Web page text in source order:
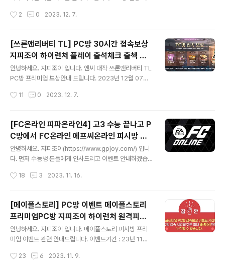
이용해보세요. 그리고 피시방 PC을 안드로이드폰, 안드로
를 통하여 포인트를 추가로 획득할 수 있습니다. 매일 보급
이 되는 각종 물품을 제공합니다. 매일 보급품은 누적 접속
시간에 따라 보상을 받을 수 있습니다. 1. 사냥 경험치 10%
증가 2. 사냥 아이템 드랍 10% 증가 3. 베틀 패스 PC방 전
용 로그인 미션 쓰론앤리버티 피시방 혜택 받으시고 고속
으로 렙업하시길 바랍니다. 오늘 하루도 화이팅~! 가단하
지피조이-원격피시방,지피방 대기없이 빠르고 안전한 하
2 0 2023. 12. 7.
[쓰론앤리버티 TL] PC방 30시간 접속보상
지피조이 하이런처 플레이 출석체크 출첵 보
상 PC방이벤트 확인하시고 질주변신 탈론티
아크리마 획득 티엘원격피시방 집피방 안내
안녕하세요. 지피조이 입니다. 엔씨 대작 쓰론앤리버티 TL
PC방 프리미엄 보상안내 드립니다. 2023년 12월 07일
안내 입니다. 엔씨 게임은 퍼플에서 플레이 가능하시니 참
든 통신이 되는 모든기기에서 게임 플레이 이용 가능합니
다.(개인PC, 폰, 테블릿, 맥북, 아이폰, 아이패드) 티엘 원격
피시방 혜택 확인하시고, 개인피시에 설치전 경험해 보시
길 바랍니다. 티엘 피시방혜택 없는 원격피시로도 이용 가
능하니 참고바랍니다. THRONE AND LIBERTY 정식 오
에 따라 다양한 상자 보상을 획득 가능합니다. 변신은 가방
11 0 2023. 12. 7.
[FC온라인 피파온라인4] 고3 수능 끝나고 P
C방에서 FC온라인 에프씨온라인 피시방 버
닝 이벤트혜택 받아보시고 원격피시방 집피방
지피방으로 간편보상 받아보시길 추천합니다.
[고3수험생 여..
안녕하세요. 지피조이(https://www.gpjoy.com/) 입니
다. 먼저 수능생 분들에게 인사드리고 이벤트 안내하겠습
서부터 수능이 내앞에 펼쳐지기까지 정말 많은 고생 하셨
가시길 바랍니다^^ 이제 청소년기에 하고자 했던 일들 하
나둘씩 경험하시고..... 책임지지 못할 일들은 생각도 하지
마시구요. 남성분 이시라면 군대부터 다녀오는 것도 괜찮
아요. 군부대에서 많은 사람들과 접해서 간접적인 많은 걸
습득하실 수 있습니다. 옛날 군대가 아닙니다.(자격증, 월
다.) 지금은 2000년, 2010년, 2020년 군대가 아닙니다.
18 3 2023. 11. 16.
[메이플스토리] PC방 이벤트 메이플스토리
프리미엄PC방 지피조이 하이런처 원격피시
방 지피방 집피방 누적 120시간 하루 접속10
시간제한 접속보상
안녕하세요. 지피조이 입니다. 메이플스토리 피시방 프리
미엄 이벤트 관련 안내드립니다. 이벤트기간 : 23년 11월1
에 바쁘실때는 지피조이 원격피시방으로 손쉽게 이용 부탁
23 6 2023. 11. 9.